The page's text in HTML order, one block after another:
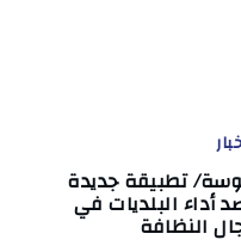
تطبيقة جديدة
أداء البلديات في
النظافة